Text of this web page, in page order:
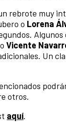
rebrote muy
o Lorena
Vicente
Un
otros.
aquí.